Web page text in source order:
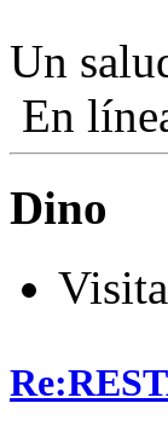
Un
En
Dino